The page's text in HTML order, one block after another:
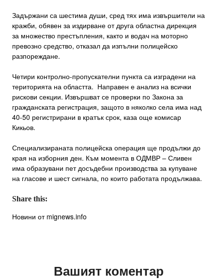
Задържани са шестима души, сред тях има извършители на
кражби, обявен за издирване от друга областна дирекция
за множество престъпления, както и водач на моторно
превозно средство, отказал да изпълни полицейско
разпореждане.
Четири контролно-пропускателни пункта са изградени на
територията на областта. Направен е анализ на всички
рискови секции. Извършват се проверки по Закона за
гражданската регистрация, защото в няколко села има над
40-50 регистрирани в кратък срок, каза още комисар
Кикьов.
Специализираната полицейска операция ще продължи до
края на изборния ден. Към момента в ОДМВР – Сливен
има образувани пет досъдебни производства за купуване
на гласове и шест сигнала, по които работата продължава.
Share this:
Новини от mignews.info
Вашият коментар